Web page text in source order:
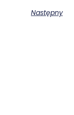
Następny